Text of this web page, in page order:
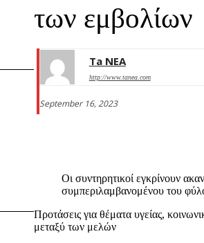
των εμβολίων
Ta NEA
http://www.tanea.com
September 16, 2023
Οι συντηρητικοί εγκρίνουν
συμπεριλαμβανομένου του
Προτάσεις για θέματα υγείας,
μεταξύ των μελών